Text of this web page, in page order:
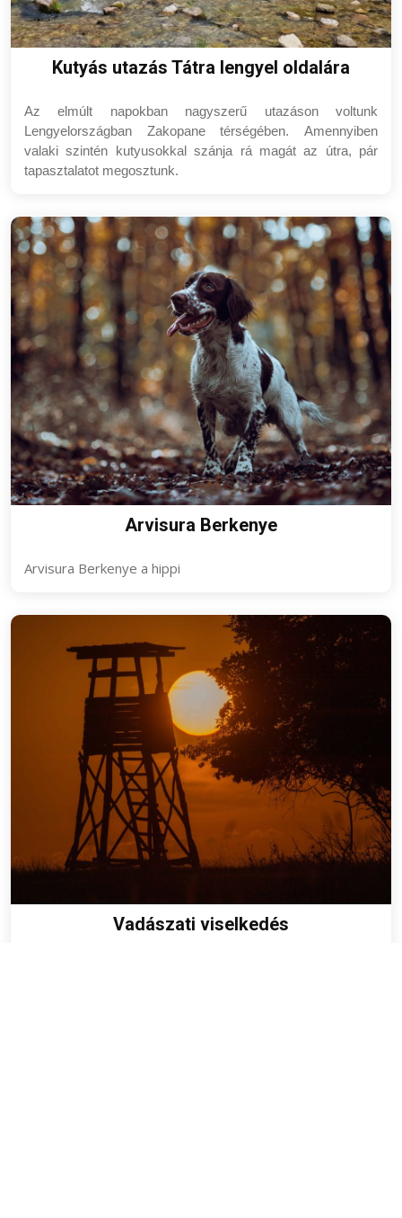
Kutyás utazás Tátra lengyel oldalára
Az elmúlt napokban nagyszerű utazáson voltunk
Lengyelországban Zakopane térségében. Amennyiben
valaki szintén kutyusokkal szánja rá magát az útra, pár
tapasztalatot megosztunk.
Arvisura Berkenye
Arvisura Berkenye a hippi
Vadászati viselkedés